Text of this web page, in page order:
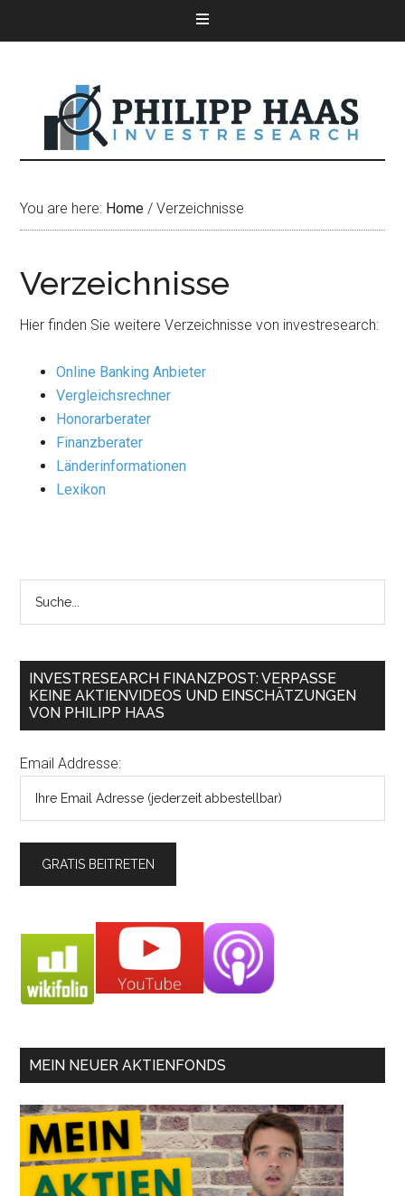
You are here: Home / Verzeichnisse
Verzeichnisse
Hier finden Sie weitere Verzeichnisse von investresearch:
Online Banking Anbieter
Vergleichsrechner
Honorarberater
Finanzberater
Länderinformationen
Lexikon
INVESTRESEARCH FINANZPOST: VERPASSE
KEINE AKTIENVIDEOS UND EINSCHÄTZUNGEN
VON PHILIPP HAAS
Email Addresse:
MEIN NEUER AKTIENFONDS